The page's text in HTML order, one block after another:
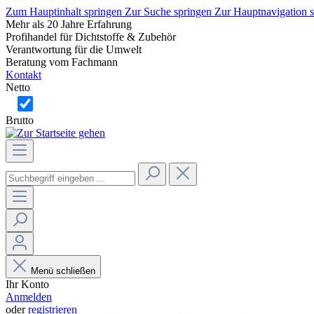
Zum Hauptinhalt springen Zur Suche springen Zur Hauptnavigation
Mehr als 20 Jahre Erfahrung
Profihandel für Dichtstoffe & Zubehör
Verantwortung für die Umwelt
Beratung vom Fachmann
Kontakt
Netto
Brutto
Menü schließen
Ihr Konto
Anmelden
oderregistrieren